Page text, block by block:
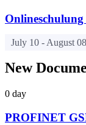
July 10 - August
New
0 day
PROFINET